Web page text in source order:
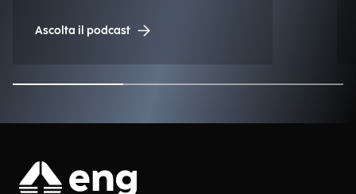
Ascolta il podcast